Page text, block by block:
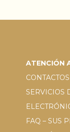
ATENCIÓN
CONTACTOS
SERVICIOS
FAQ – SUS